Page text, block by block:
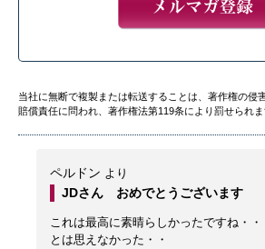
当社に無断で複製または転送することは、著作権の侵
賠償責任に問われ、著作権法第119条により罰せられま
ペルドン より
JDさん おめでとうございます
これは最高に素晴らしかったですね・・
とは思えなかった・・